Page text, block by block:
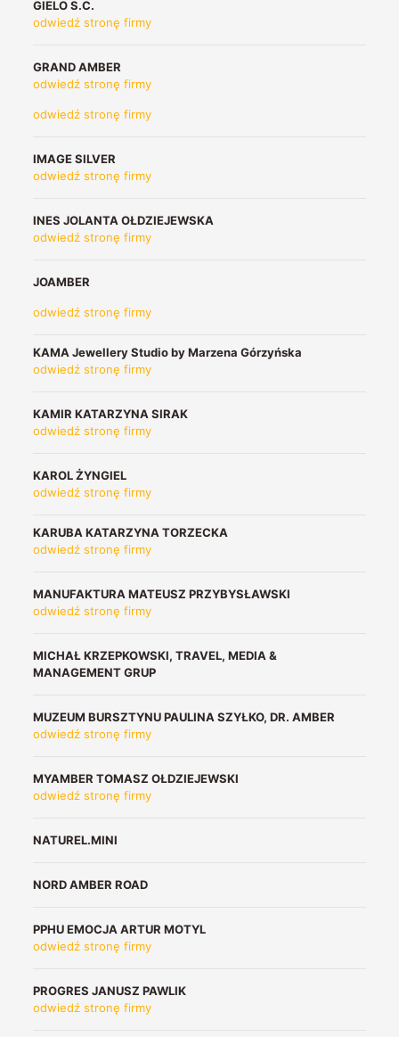
GIELO S.C.
odwiedź stronę firmy
GRAND AMBER
odwiedź stronę firmy
odwiedź stronę firmy
IMAGE SILVER
odwiedź stronę firmy
INES JOLANTA OŁDZIEJEWSKA
odwiedź stronę firmy
JOAMBER
odwiedź stronę firmy
KAMA Jewellery Studio by Marzena Górzyńska
odwiedź stronę firmy
KAMIR KATARZYNA SIRAK
odwiedź stronę firmy
KAROL ŻYNGIEL
odwiedź stronę firmy
KARUBA KATARZYNA TORZECKA
odwiedź stronę firmy
MANUFAKTURA MATEUSZ PRZYBYSŁAWSKI
odwiedź stronę firmy
MICHAŁ KRZEPKOWSKI, TRAVEL, MEDIA &
MANAGEMENT GRUP
MUZEUM BURSZTYNU PAULINA SZYŁKO, DR. AMBER
odwiedź stronę firmy
MYAMBER TOMASZ OŁDZIEJEWSKI
odwiedź stronę firmy
NATUREL.MINI
NORD AMBER ROAD
PPHU EMOCJA ARTUR MOTYL
odwiedź stronę firmy
PROGRES JANUSZ PAWLIK
odwiedź stronę firmy